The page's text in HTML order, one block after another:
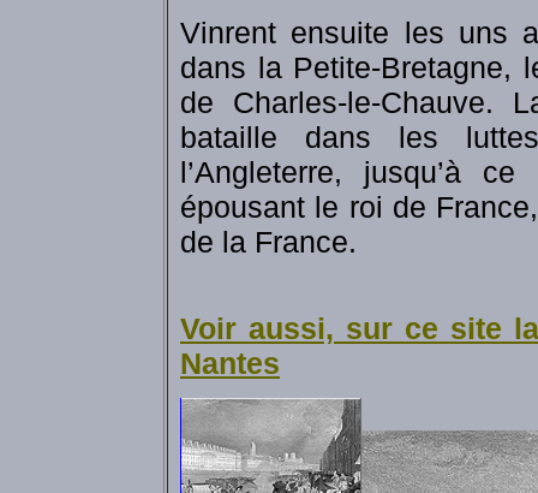
Vinrent ensuite les uns
dans la Petite-Bretagne,
de Charles-le-Chauve.
bataille dans les
l’Angleterre, jusqu’à
épousant le roi de
de la France.
Voir aussi, sur ce site
Nantes